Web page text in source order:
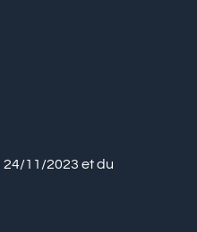
24/11/2023 et du